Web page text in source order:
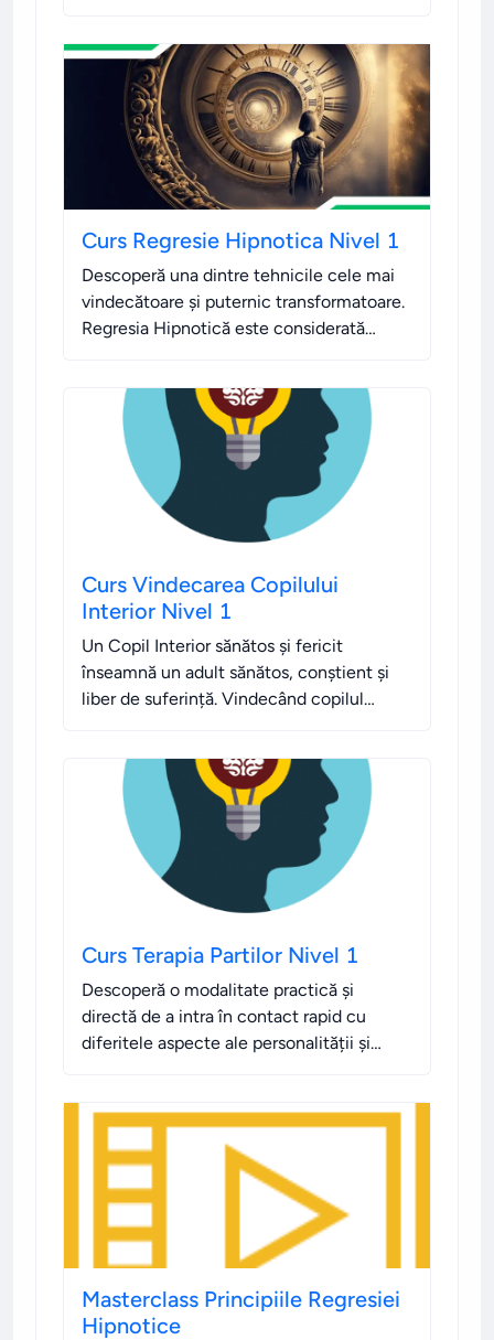
Curs Regresie Hipnotica Nivel 1
Descoperă una dintre tehnicile cele mai
vindecătoare și puternic transformatoare.
Regresia Hipnotică este considerată
Curs Vindecarea Copilului
Interior Nivel 1
Un Copil Interior sănătos și fericit
înseamnă un adult sănătos, conștient și
liber de suferință. Vindecând copilul
Curs Terapia Partilor Nivel 1
Descoperă o modalitate practică și
directă de a intra în contact rapid cu
diferitele aspecte ale personalității și
Masterclass Principiile Regresiei
Hipnotice